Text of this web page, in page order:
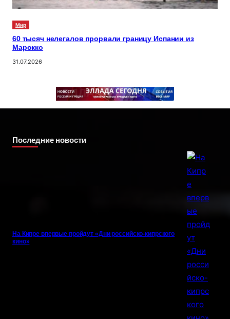
Мир
60 тысяч нелегалов прорвали границу Испании из
Марокко
31.07.2026
Последние новости
На Кипре впервые пройдут «Дни российско-кипрского
кино»